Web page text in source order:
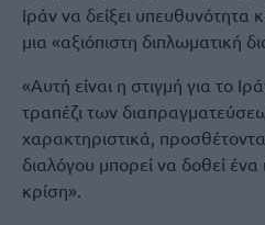
Ιράν να δείξει υπευθυνότητα
μια «αξιόπιστη διπλωματική
«Αυτή είναι η στιγμή για το
τραπέζι των
χαρακτηριστικά,
διαλόγου μπορεί να δοθεί
κρίση».